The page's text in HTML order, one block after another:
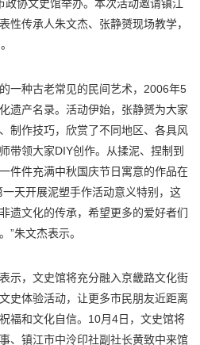
政协文史馆举办。本次活动邀请镇江
性传承人朱文杰、张静赟现场教学，
一种古老常见的民间艺术，2006年5
遗产名录。活动伊始，张静赟为大家
制作技巧，欣赏了不同地区、各具风
带领大家DIY创作。从揉泥、捏制到
件件充满中秋国庆节日寓意的作品在
天开展泥塑手作活动意义特别，这
遗文化的传承，希望更多的爱好者们
”朱文杰表示。
示，文史馆将充分融入京畿路文化街
史体验活动，让更多市民朋友近距离
福和文化自信。10月4日，文史馆将
、镇江市中泠印社副社长黄致中来馆